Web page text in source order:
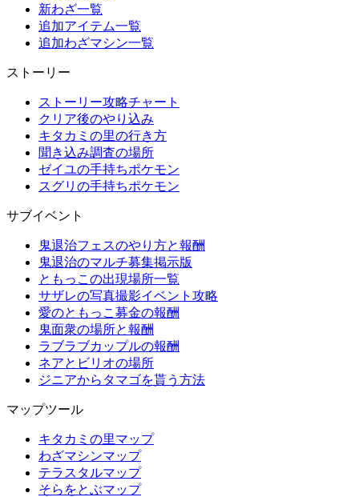
新わざ一覧
追加アイテム一覧
追加わざマシン一覧
ストーリー
ストーリー攻略チャート
クリア後のやり込み
キタカミの里の行き方
聞き込み調査の場所
ゼイユの手持ちポケモン
スグリの手持ちポケモン
サブイベント
鬼退治フェスのやり方と報酬
鬼退治のマルチ募集掲示版
ともっこの出現場所一覧
サザレの写真撮影イベント攻略
愛のともっこ募金の報酬
鬼面衆の場所と報酬
ラブラブカップルの報酬
ネアとビリオの場所
ジニアからタマゴを貰う方法
マップツール
キタカミの里マップ
わざマシンマップ
テラスタルマップ
そらをとぶマップ